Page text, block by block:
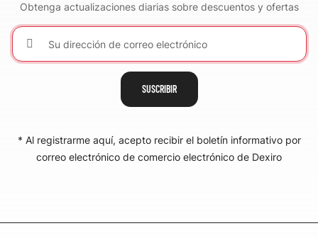
Obtenga actualizaciones diarias sobre descuentos y ofertas
SUSCRIBIR
* Al registrarme aquí, acepto recibir el boletín informativo por
correo electrónico de comercio electrónico de Dexiro